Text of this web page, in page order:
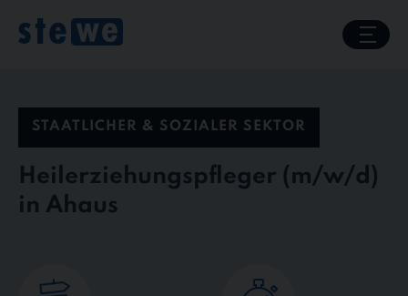
content
STAATLICHER & SOZIALER SEKTOR
Heilerziehungspfleger
in Ahaus